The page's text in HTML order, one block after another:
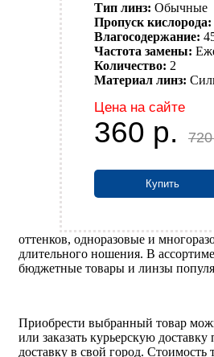
Тип линз: Обычные
Пропуск кислорода:
Влагосодержание:
Частота замены:
Количество: 2
Материал линз:
Цена на сайте
360 р. 720
Купить
оттенков, одноразовые и
длительного ношения. В
бюджетные товары и линзы
Приобрести выбранный товар
или заказать курьерскую
доставку в свой город. Стоимость